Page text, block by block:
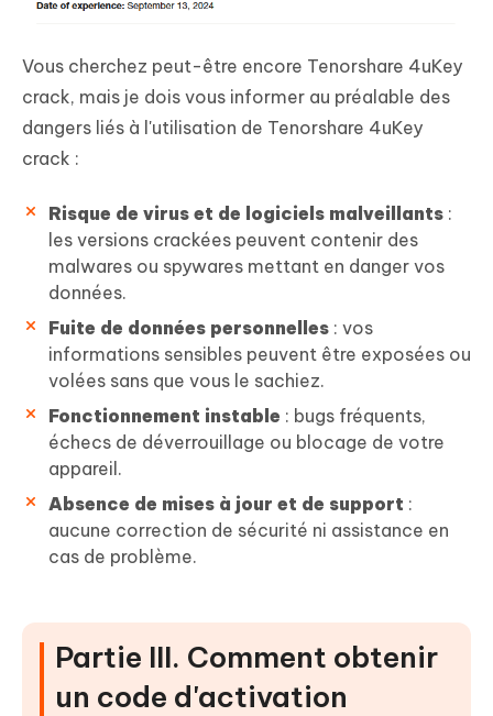
Vous cherchez peut-être encore Tenorshare 4uKey
crack, mais je dois vous informer au préalable des
dangers liés à l'utilisation de Tenorshare 4uKey
crack :
Risque de virus et de logiciels malveillants :
les versions crackées peuvent contenir des
malwares ou spywares mettant en danger vos
données.
Fuite de données personnelles : vos
informations sensibles peuvent être exposées ou
volées sans que vous le sachiez.
Fonctionnement instable : bugs fréquents,
échecs de déverrouillage ou blocage de votre
appareil.
Absence de mises à jour et de support :
aucune correction de sécurité ni assistance en
cas de problème.
Partie III. Comment obtenir
un code d'activation